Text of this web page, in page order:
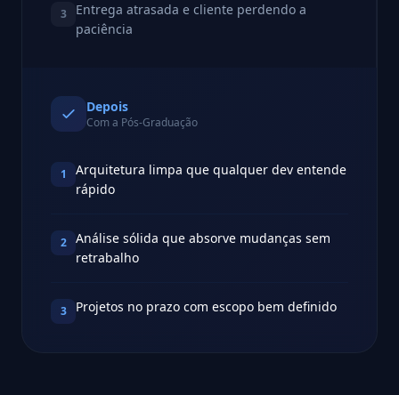
3
Entrega atrasada e cliente perdendo a
paciência
Depois
Com a Pós-Graduação
1
Arquitetura limpa que qualquer dev entende
rápido
2
Análise sólida que absorve mudanças sem
retrabalho
3 Projetos no prazo com escopo bem definido